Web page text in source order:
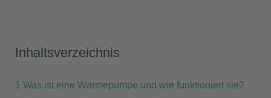
Inhaltsverzeichnis
1 Was ist eine Wärmepumpe und wie funktioniert sie?